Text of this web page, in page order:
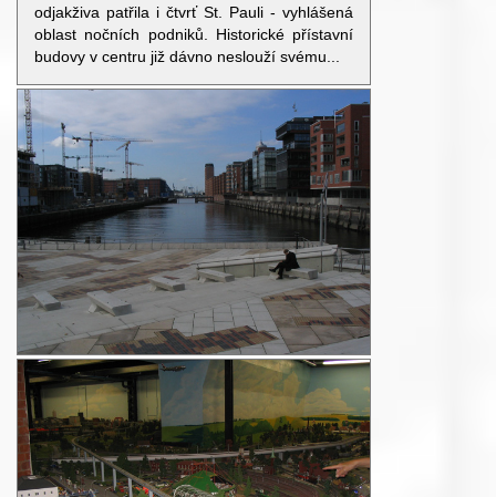
odjakživa patřila i čtvrť St. Pauli - vyhlášená
oblast nočních podniků. Historické přístavní
budovy v centru již dávno neslouží svému...